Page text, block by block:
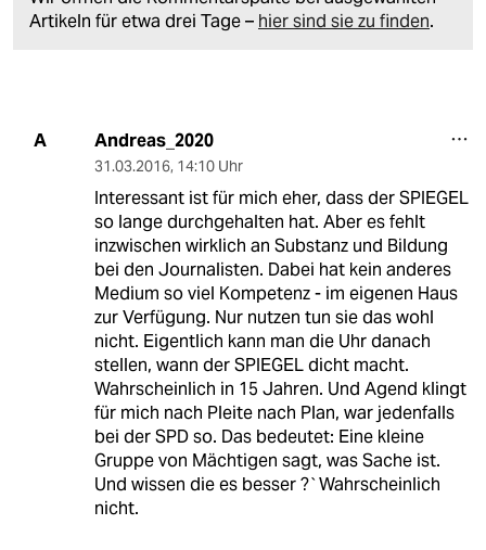
Artikeln für etwa drei Tage – hier sind sie zu finden.
A Andreas_2020
31.03.2016, 14:10 Uhr
Interessant ist für mich eher, dass der SPIEGEL
so lange durchgehalten hat. Aber es fehlt
inzwischen wirklich an Substanz und Bildung
bei den Journalisten. Dabei hat kein anderes
Medium so viel Kompetenz - im eigenen Haus
zur Verfügung. Nur nutzen tun sie das wohl
nicht. Eigentlich kann man die Uhr danach
stellen, wann der SPIEGEL dicht macht.
Wahrscheinlich in 15 Jahren. Und Agend klingt
für mich nach Pleite nach Plan, war jedenfalls
bei der SPD so. Das bedeutet: Eine kleine
Gruppe von Mächtigen sagt, was Sache ist.
Und wissen die es besser ?`Wahrscheinlich
nicht.